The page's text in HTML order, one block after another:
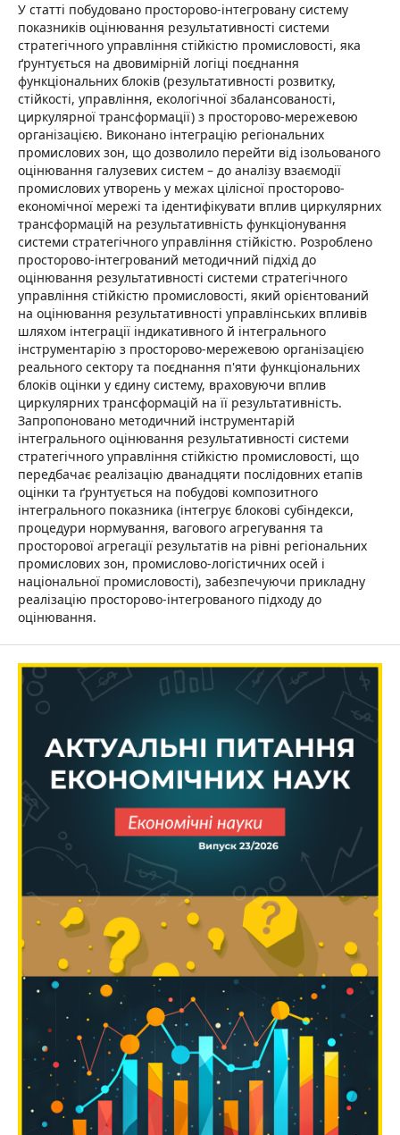
У статті побудовано просторово-інтегровану систему
показників оцінювання результативності системи
стратегічного управління стійкістю промисловості, яка
ґрунтується на двовимірній логіці поєднання
функціональних блоків (результативності розвитку,
стійкості, управління, екологічної збалансованості,
циркулярної трансформації) з просторово-мережевою
організацією. Виконано інтеграцію регіональних
промислових зон, що дозволило перейти від ізольованого
оцінювання галузевих систем – до аналізу взаємодії
промислових утворень у межах цілісної просторово-
економічної мережі та ідентифікувати вплив циркулярних
трансформацій на результативність функціонування
системи стратегічного управління стійкістю. Розроблено
просторово-інтегрований методичний підхід до
оцінювання результативності системи стратегічного
управління стійкістю промисловості, який орієнтований
на оцінювання результативності управлінських впливів
шляхом інтеграції індикативного й інтегрального
інструментарію з просторово-мережевою організацією
реального сектору та поєднання п'яти функціональних
блоків оцінки у єдину систему, враховуючи вплив
циркулярних трансформацій на її результативність.
Запропоновано методичний інструментарій
інтегрального оцінювання результативності системи
стратегічного управління стійкістю промисловості, що
передбачає реалізацію дванадцяти послідовних етапів
оцінки та ґрунтується на побудові композитного
інтегрального показника (інтегрує блокові субіндекси,
процедури нормування, вагового агрегування та
просторової агрегації результатів на рівні регіональних
промислових зон, промислово-логістичних осей і
національної промисловості), забезпечуючи прикладну
реалізацію просторово-інтегрованого підходу до
оцінювання.